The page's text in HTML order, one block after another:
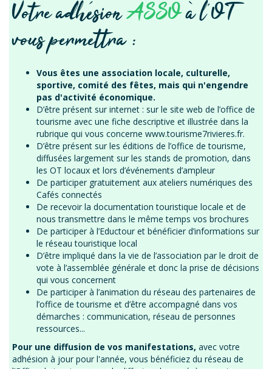
Votre adhésionASSOà l’OT
vous permettra :
Vous êtes une association locale, culturelle,
sportive, comité des fêtes, mais qui n'engendre
pas d'activité économique.
D’être présent sur internet : sur le site web de l’office de
tourisme avec une fiche descriptive et illustrée dans la
rubrique qui vous concerne www.tourisme7rivieres.fr.
D’être présent sur les éditions de l’office de tourisme,
diffusées largement sur les stands de promotion, dans
les OT locaux et lors d’événements d’ampleur
De participer gratuitement aux ateliers numériques des
Cafés connectés
De recevoir la documentation touristique locale et de
nous transmettre dans le même temps vos brochures
De participer à l’Eductour et bénéficier d’informations sur
le réseau touristique local
D’être impliqué dans la vie de l’association par le droit de
vote à l’assemblée générale et donc la prise de décisions
qui vous concernent
De participer à l’animation du réseau des partenaires de
l’office de tourisme et d’être accompagné dans vos
démarches : communication, réseau de personnes
ressources...
Pour une diffusion de vos manifestations, avec votre
adhésion à jour pour l'année, vous bénéficiez du réseau de